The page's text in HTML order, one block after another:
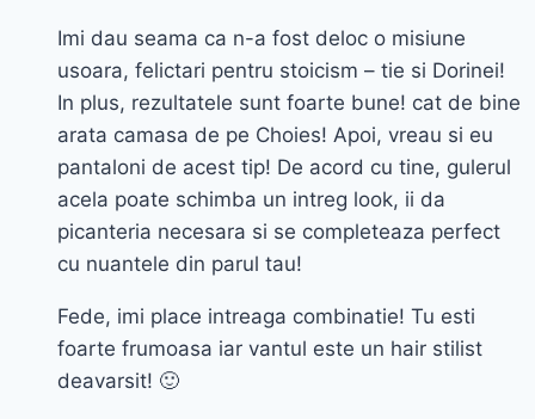
Imi dau seama ca n-a fost deloc o misiune
usoara, felictari pentru stoicism – tie si Dorinei!
In plus, rezultatele sunt foarte bune! cat de bine
arata camasa de pe Choies! Apoi, vreau si eu
pantaloni de acest tip! De acord cu tine, gulerul
acela poate schimba un intreg look, ii da
picanteria necesara si se completeaza perfect
cu nuantele din parul tau!
Fede, imi place intreaga combinatie! Tu esti
foarte frumoasa iar vantul este un hair stilist
deavarsit! 🙂